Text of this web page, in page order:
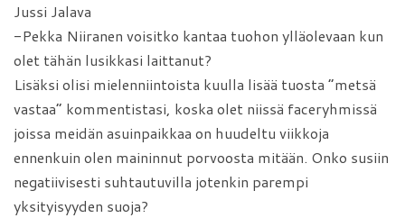
Jussi Jalava
-Pekka Niiranen voisitko kantaa tuohon ylläolevaan kun
olet tähän lusikkasi laittanut?
Lisäksi olisi mielenniintoista kuulla lisää tuosta ”metsä
vastaa” kommentistasi, koska olet niissä faceryhmissä
joissa meidän asuinpaikkaa on huudeltu viikkoja
ennenkuin olen maininnut porvoosta mitään. Onko susiin
negatiivisesti suhtautuvilla jotenkin parempi
yksityisyyden suoja?